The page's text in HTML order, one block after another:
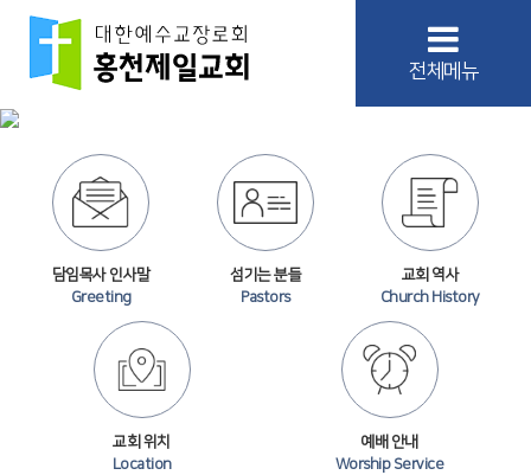
전체메뉴
담임목사 인사말
Greeting
섬기는 분들
Pastors
교회 역사
Church History
교회 위치
Location
예배 안내
Worship Service